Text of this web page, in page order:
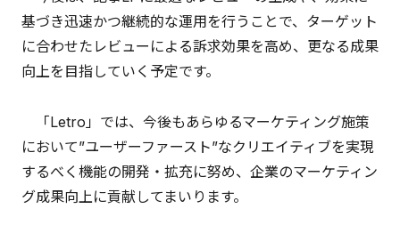
基づき迅速かつ継続的な運用を行うことで、ターゲット
に合わせたレビューによる訴求効果を高め、更なる成果
向上を目指していく予定です。
「Letro」では、今後もあらゆるマーケティング施策
において”ユーザーファースト”なクリエイティブを実現
するべく機能の開発・拡充に努め、企業のマーケティン
グ成果向上に貢献してまいります。